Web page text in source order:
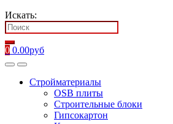
Искать:
0 0.00руб
Стройматериалы
OSB плиты
Строительные блоки
Гипсокартон